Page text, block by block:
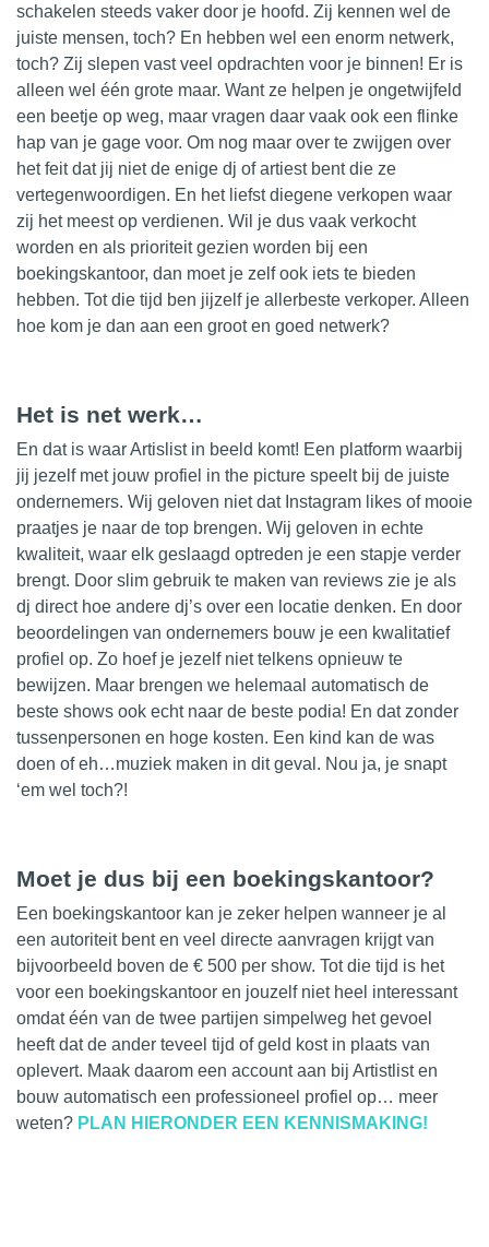
schakelen steeds vaker door je hoofd. Zij kennen wel de
juiste mensen, toch? En hebben wel een enorm netwerk,
toch? Zij slepen vast veel opdrachten voor je binnen! Er is
alleen wel één grote maar. Want ze helpen je ongetwijfeld
een beetje op weg, maar vragen daar vaak ook een flinke
hap van je gage voor. Om nog maar over te zwijgen over
het feit dat jij niet de enige dj of artiest bent die ze
vertegenwoordigen. En het liefst diegene verkopen waar
zij het meest op verdienen. Wil je dus vaak verkocht
worden en als prioriteit gezien worden bij een
boekingskantoor, dan moet je zelf ook iets te bieden
hebben. Tot die tijd ben jijzelf je allerbeste verkoper. Alleen
hoe kom je dan aan een groot en goed netwerk?
Het is net werk…
En dat is waar Artislist in beeld komt! Een platform waarbij
jij jezelf met jouw profiel in the picture speelt bij de juiste
ondernemers. Wij geloven niet dat Instagram likes of mooie
praatjes je naar de top brengen. Wij geloven in echte
kwaliteit, waar elk geslaagd optreden je een stapje verder
brengt. Door slim gebruik te maken van reviews zie je als
dj direct hoe andere dj’s over een locatie denken. En door
beoordelingen van ondernemers bouw je een kwalitatief
profiel op. Zo hoef je jezelf niettelkens opnieuw te
bewijzen. Maar brengen we helemaal automatisch de
beste shows ook echt naar de beste podia! En dat zonder
tussenpersonen en hoge kosten. Een kind kan de was
doen of eh…muziek maken in dit geval. Nou ja, je snapt
‘em wel toch?!
Moet je dus bij een boekingskantoor?
Een boekingskantoor kan je zeker helpen wanneer je al
een autoriteit bent en veel directe aanvragen krijgt van
bijvoorbeeld boven de € 500 per show. Tot die tijd is het
voor een boekingskantoor en jouzelf niet heel interessant
omdat één van de twee partijen simpelweg het gevoel
heeft dat de ander teveel tijd of geld kost in plaats van
oplevert. Maak daarom een account aan bij Artistlist en
bouw automatisch een professioneel profiel op… meer
weten? PLAN HIERONDER EEN KENNISMAKING!